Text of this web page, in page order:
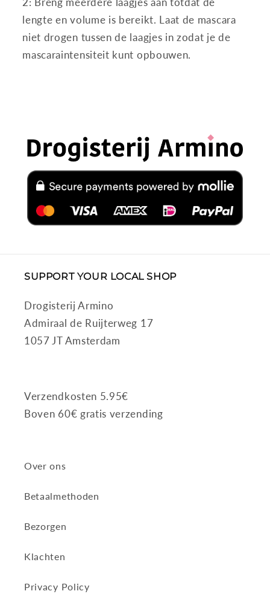
lengte en volume is bereikt. Laat de mascara
niet drogen tussen de laagjes in zodat je de
mascaraintensiteit kunt opbouwen.
SUPPORT YOUR LOCAL SHOP
Drogisterij Armino
Admiraal de Ruijterweg 17
1057 JT Amsterdam
Verzendkosten 5.95€
Boven 60€ gratis verzending
Over ons
Betaalmethoden
Bezorgen
Klachten
Privacy Policy